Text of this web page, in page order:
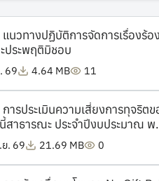
นวทางปฏิบัติการจัดการเรื่องร้อ
ประพฤติมิชอบ
69 4.64 MB 11
ารประเมินความเสี่ยงการทุจริต
สาธารณะ ประจำปีงบประมาณ
ย. 69 21.69 MB 0